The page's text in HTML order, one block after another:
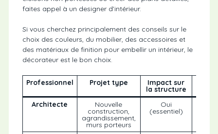
faites appel à un designer d’intérieur.
Si vous cherchez principalement des conseils sur le
choix des couleurs, du mobilier, des accessoires et
des matériaux de finition pour embellir un intérieur, le
décorateur est le bon choix.
Professionnel Projet type Impact sur
la structure
Architecte
Nouvelle
construction,
agrandissement,
murs porteurs
Oui
(essentiel)